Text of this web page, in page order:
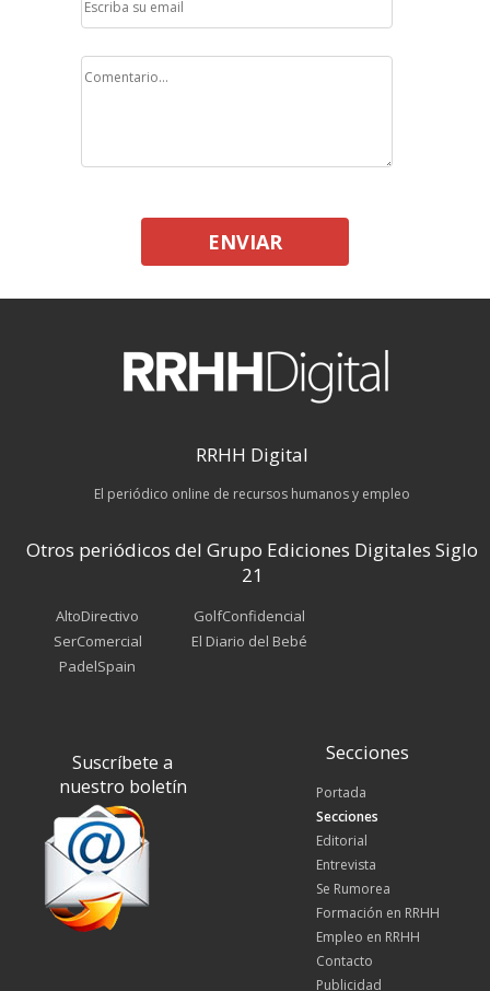
ENVIAR
RRHH Digital
El periódico online de recursos humanos y empleo
Otros periódicos del Grupo Ediciones Digitales Siglo
21
AltoDirectivo
SerComercial
PadelSpain
GolfConfidencial
El Diario del Bebé
Suscríbete a
nuestro boletín
Secciones
Portada
Secciones
Editorial
Entrevista
Se Rumorea
Formación en RRHH
Empleo en RRHH
Contacto
Publicidad